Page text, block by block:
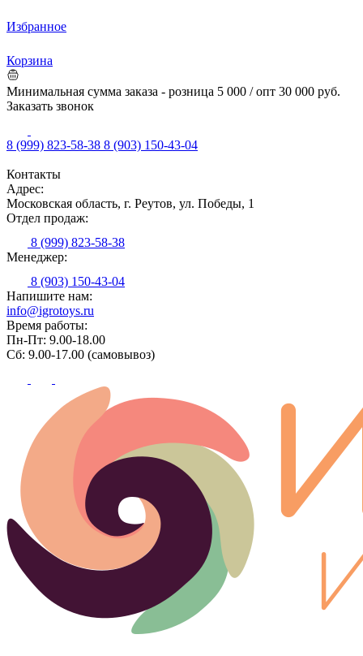
Избранное
Корзина
Минимальная сумма заказа - розница 5 000 / опт 30 000 руб.
Заказать звонок
8 (999) 823-58-38 8 (903) 150-43-04
Контакты
Адрес:
Московская область, г. Реутов, ул. Победы, 1
Отдел продаж:
8 (999) 823-58-38
Менеджер:
8 (903) 150-43-04
Напишите нам:
info@igrotoys.ru
Время работы:
Пн-Пт: 9.00-18.00
Сб: 9.00-17.00 (самовывоз)